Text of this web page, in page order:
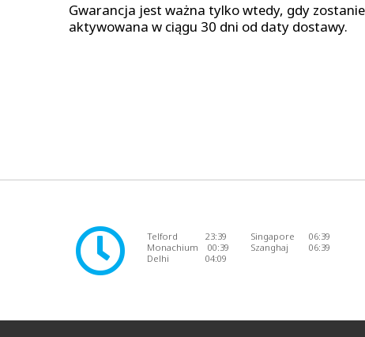
Gwarancja jest ważna tylko wtedy, gdy
aktywowana w ciągu 30 dni od daty dostawy.
Telford
23:39
Monachium
00:39
Delhi
04:09
Singapore
06:39
Szanghaj
06:39